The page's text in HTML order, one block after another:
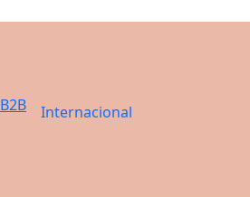
B2B Internacional